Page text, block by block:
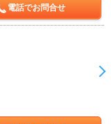
電話でお問合せ